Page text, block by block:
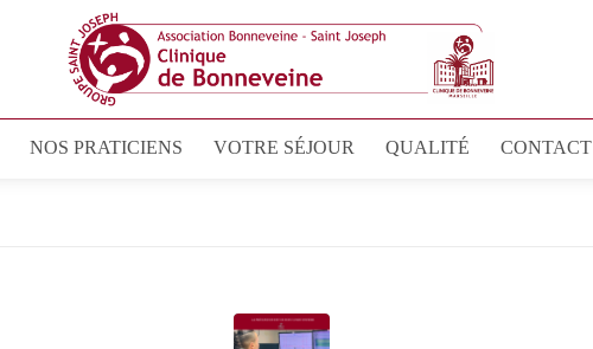
NOS PRATICIENS VOTRE SÉJOUR QUALITÉ CONTACT